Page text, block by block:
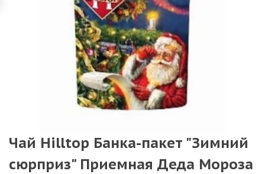
Чай Hilltop Банка-пакет "Зимний
сюрприз" Приемная Деда Мороза